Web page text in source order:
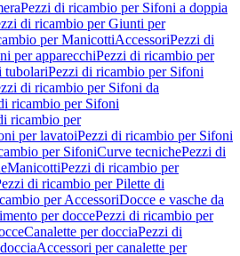
Pezzi di ricambio per Sifoni a doppia
di ricambio per Giunti per
per ManicottiAccessoriPezzi di
per apparecchiPezzi di ricambio per
tubolariPezzi di ricambio per Sifoni
di ricambio per Sifoni da
ricambio per Sifoni
ricambio per
per lavatoiPezzi di ricambio per Sifoni
per SifoniCurve tecnichePezzi di
ManicottiPezzi di ricambio per
di ricambio per Pilette di
per AccessoriDocce e vasche da
per doccePezzi di ricambio per
Canalette per docciaPezzi di
Accessori per canalette per